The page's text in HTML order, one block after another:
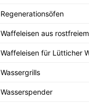
Regenerationsöfen
Waffeleisen aus
Waffeleisen für Lütticher
Wassergrills
Wasserspender